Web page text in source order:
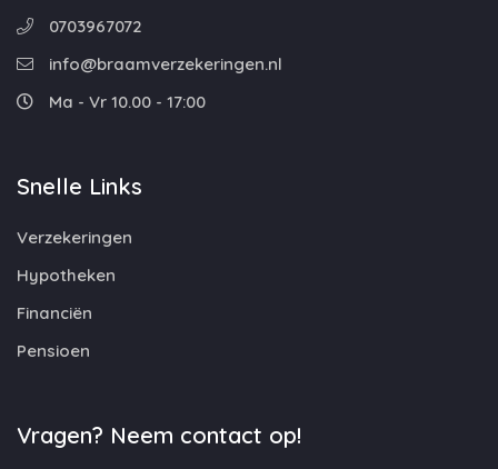
0703967072
info@braamverzekeringen.nl
Ma - Vr 10.00 - 17:00
Snelle Links
Verzekeringen
Hypotheken
Financiën
Pensioen
Vragen? Neem contact op!